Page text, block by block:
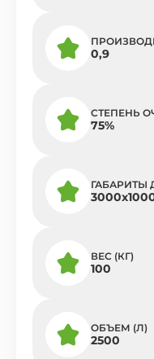
0,9
СТЕПЕНЬ
75%
ГАБАРИТЫ
ВЕС (КГ)
100
ОБЪЕМ (Л)
2500